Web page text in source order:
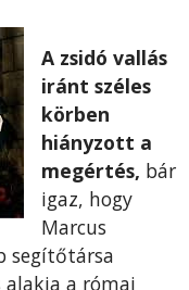
A zsidó vallás
iránt széles
körben
hiányzott a
megértés, bár
igaz, hogy
Marcus
segítőtársa
a római